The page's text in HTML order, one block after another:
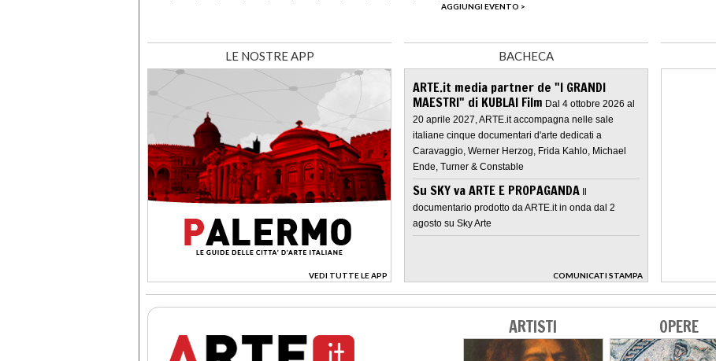
AGGIUNGI EVENTO >
LE NOSTRE APP
VEDI TUTTE LE APP
>
BACHECA
ARTE.it media partner de "I GRANDI
MAESTRI" di KUBLAI Film Dal 4 ottobre 2026 al
20 aprile 2027, ARTE.it accompagna nelle sale
italiane cinque documentari d'arte dedicati a
Caravaggio, Werner Herzog, Frida Kahlo, Michael
Ende, Turner & Constable
Su SKY va ARTE E PROPAGANDA Il
documentario prodotto da ARTE.it in onda dal 2
agosto su Sky Arte
COMUNICATI STAMPA
>
ARTISTI OPERE